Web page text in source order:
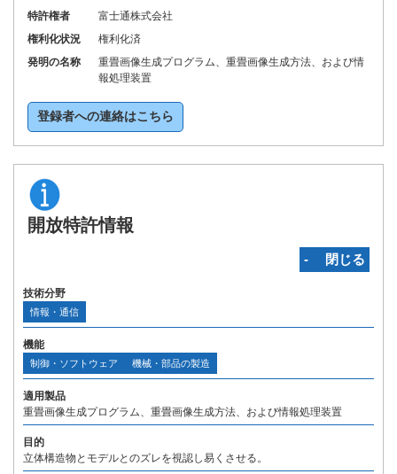
特許権者
富士通株式会社
権利化状況
権利化済
発明の名称
重畳画像生成プログラム、重畳画像生成方法、および情
報処理装置
登録者への連絡はこちら
開放特許情報
‐ 閉じる
技術分野
情報・通信
機能
制御・ソフトウェア 機械・部品の製造
適用製品
重畳画像生成プログラム、重畳画像生成方法、および情報処理装置
目的
立体構造物とモデルとのズレを視認し易くさせる。